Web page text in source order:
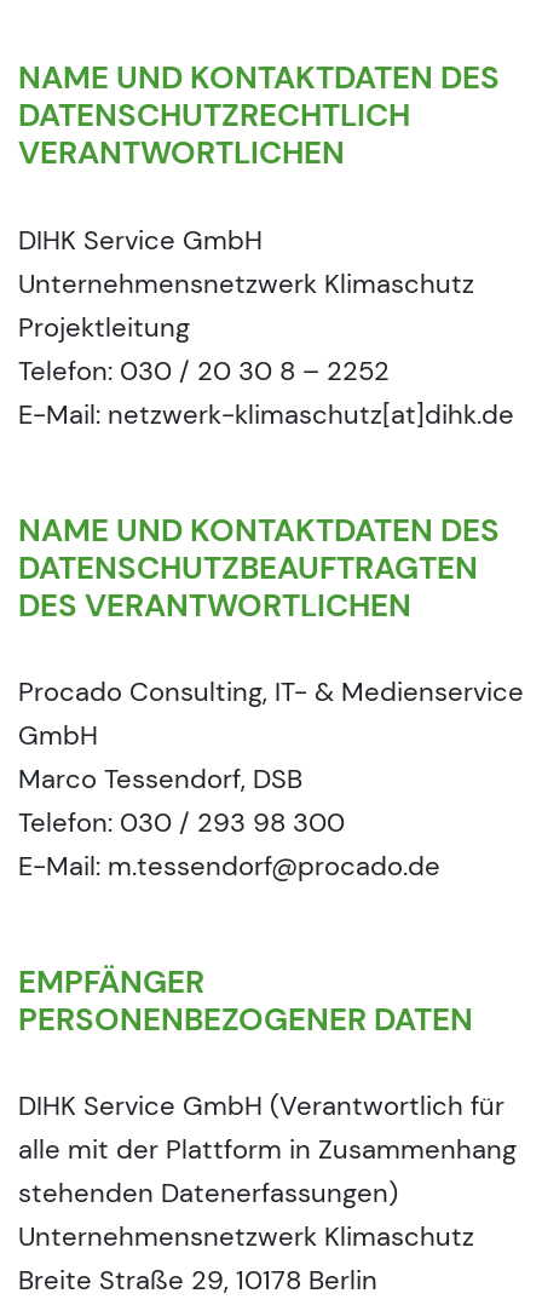
NAME UND KONTAKTDATEN DES
DATENSCHUTZRECHTLICH
VERANTWORTLICHEN
DIHK Service GmbH
Unternehmensnetzwerk Klimaschutz
Projektleitung
Telefon: 030 / 20 30 8 – 2252
E-Mail: netzwerk-klimaschutz[at]dihk.de
NAME UND KONTAKTDATEN DES
DATENSCHUTZBEAUFTRAGTEN
DES VERANTWORTLICHEN
Procado Consulting, IT- & Medienservice
GmbH
Marco Tessendorf, DSB
Telefon: 030 / 293 98 300
E-Mail: m.tessendorf@procado.de
EMPFÄNGER
PERSONENBEZOGENER DATEN
DIHK Service GmbH (Verantwortlich für
alle mit der Plattform in Zusammenhang
stehenden Datenerfassungen)
Unternehmensnetzwerk Klimaschutz
Breite Straße 29, 10178 Berlin